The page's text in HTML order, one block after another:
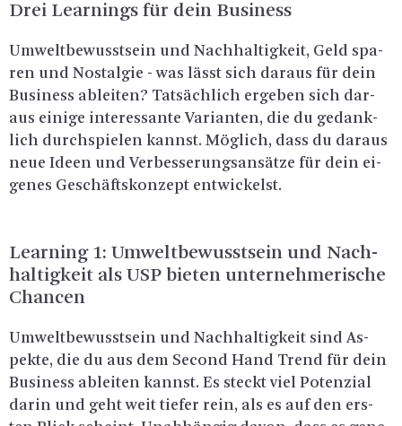
Drei Learnings für dein Busi­ness
Um­welt­be­wusst­sein und Nach­hal­tig­keit, Geld spa­
ren und Nost­al­gie - was lässt sich dar­aus für dein
Busi­ness ab­lei­ten? Tat­säch­lich er­ge­ben sich dar­
aus ei­ni­ge in­ter­es­san­te Va­ri­an­ten, die du ge­dank­
lich durch­spie­len kannst. Mög­lich, dass du dar­aus
neue Ideen und Ver­bes­se­rungs­an­sät­ze für dein ei­
ge­nes Ge­schäfts­kon­zept ent­wi­ckelst.
Learning 1: Um­welt­be­wusst­sein und Nach­
hal­tig­keit als USP bie­ten un­ter­neh­me­ri­sche
Chan­cen
Um­welt­be­wusst­sein und Nach­hal­tig­keit sind As­
pek­te, die du aus dem Se­cond Hand Trend für dein
Busi­ness ab­lei­ten kannst. Es steckt viel Po­ten­zi­al
darin und geht weit tie­fer rein, als es auf den ers­